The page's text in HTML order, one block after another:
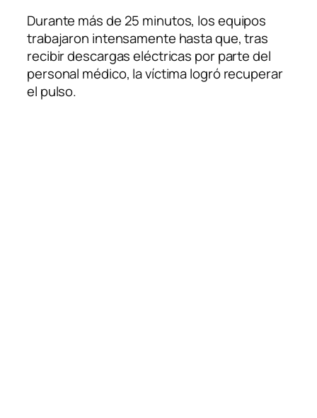
Durante más de 25 minutos, los equipos
trabajaron intensamente hasta que, tras
recibir descargas eléctricas por parte del
personal médico, la víctima logró recuperar
el pulso.